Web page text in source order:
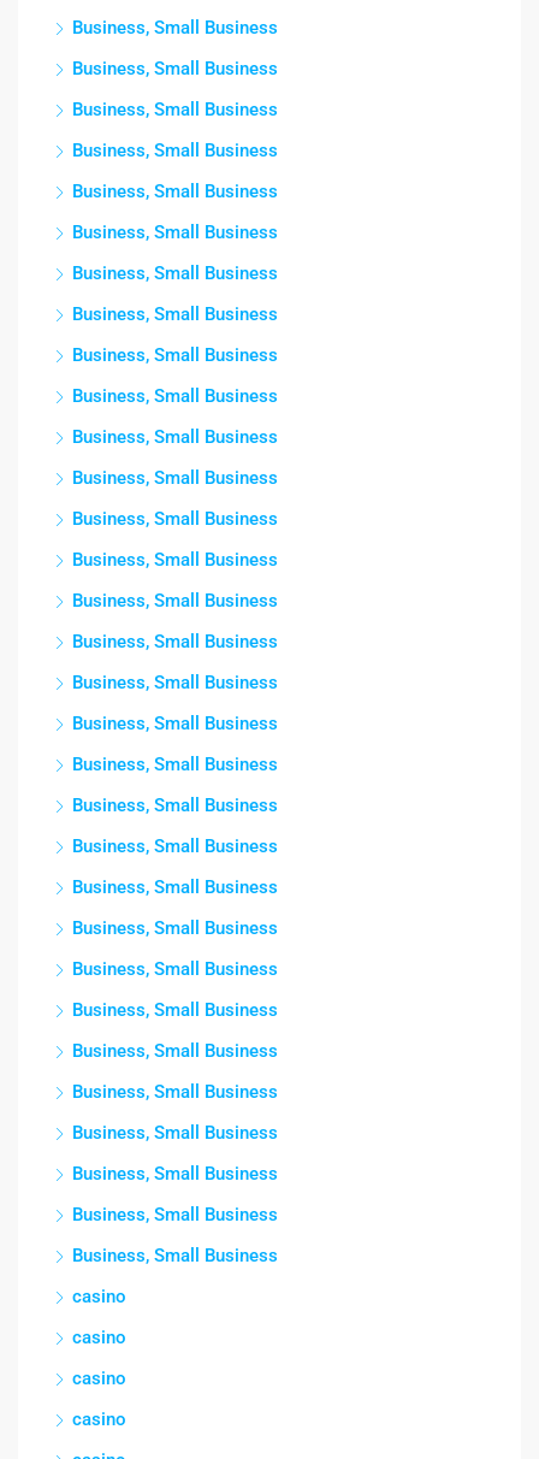
Business, Small Business
Business, Small Business
Business, Small Business
Business, Small Business
Business, Small Business
Business, Small Business
Business, Small Business
Business, Small Business
Business, Small Business
Business, Small Business
Business, Small Business
Business, Small Business
Business, Small Business
Business, Small Business
Business, Small Business
Business, Small Business
Business, Small Business
Business, Small Business
Business, Small Business
Business, Small Business
Business, Small Business
Business, Small Business
Business, Small Business
Business, Small Business
Business, Small Business
Business, Small Business
Business, Small Business
Business, Small Business
Business, Small Business
Business, Small Business
Business, Small Business
casino
casino
casino
casino